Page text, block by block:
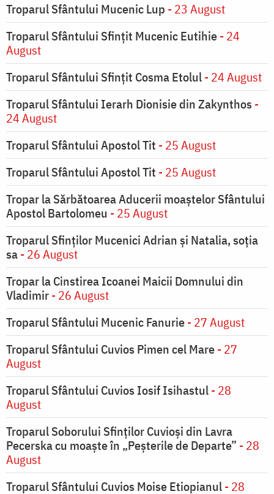
Troparul Sfântului Mucenic Lup - 23 August
Troparul Sfântului Sfinţit Mucenic Eutihie- 24
August
Troparul Sfântului Sfinţit Cosma Etolul- 24 August
Troparul Sfântului Ierarh Dionisie din Zakynthos -
24 August
Troparul Sfântului Apostol Tit - 25 August
Troparul Sfântului Apostol Tit - 25 August
Tropar la Sărbătoarea Aducerii moaştelor Sfântului
Apostol Bartolomeu - 25 August
Troparul Sfinţilor Mucenici Adrian şi Natalia, soţia
sa- 26 August
Tropar la Cinstirea Icoanei Maicii Domnului din
Vladimir- 26 August
Troparul Sfântului Mucenic Fanurie- 27 August
Troparul Sfântului Cuvios Pimen cel Mare- 27
August
Troparul Sfântului Cuvios Iosif Isihastul- 28
August
Troparul Soborului Sfinților Cuvioși din Lavra
Pecerska cu moaște în „Peșterile de Departe” - 28
August
Troparul Sfântului Cuvios Moise Etiopianul- 28